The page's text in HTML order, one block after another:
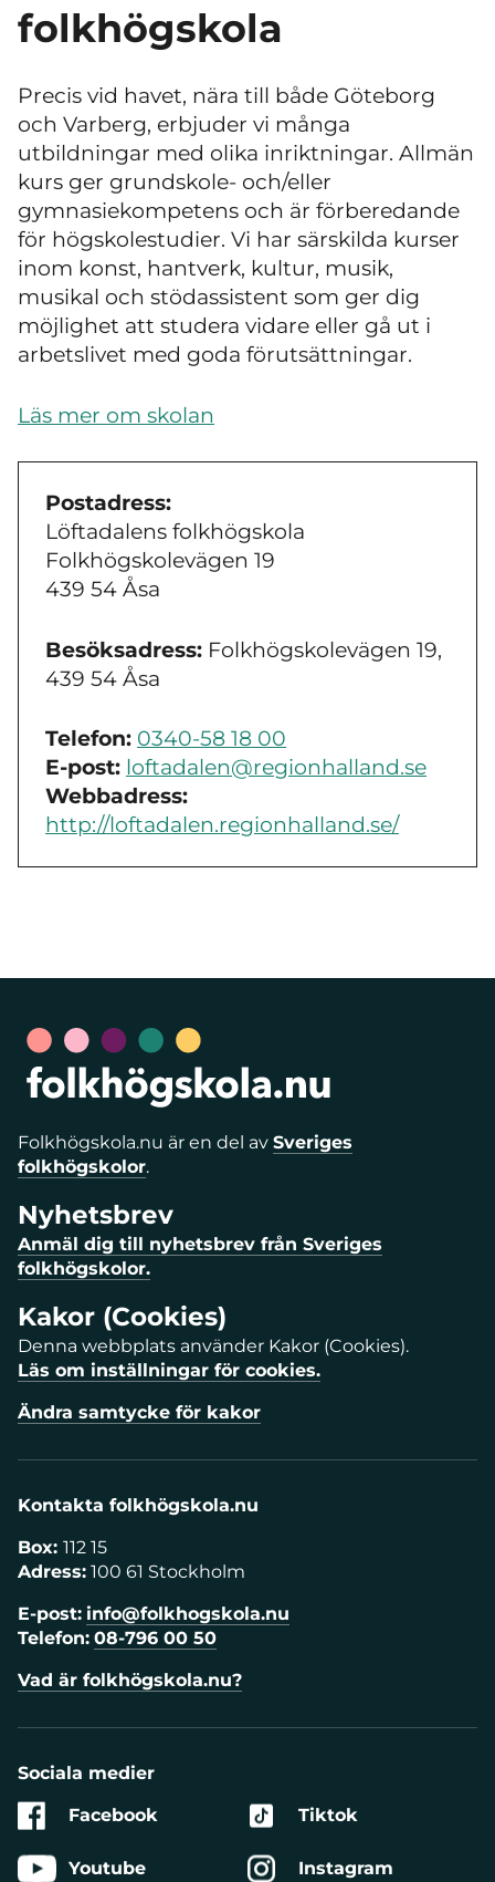
folkhögskola
Precis vid havet, nära till både Göteborg
och Varberg, erbjuder vi många
utbildningar med olika inriktningar. Allmän
kurs ger grundskole- och/eller
gymnasiekompetens och är förberedande
för högskolestudier. Vi har särskilda kurser
inom konst, hantverk, kultur, musik,
musikal och stödassistent som ger dig
möjlighet att studera vidare eller gå ut i
arbetslivet med goda förutsättningar.
Läs mer om skolan
Postadress:
Löftadalens folkhögskola
Folkhögskolevägen 19
439 54 Åsa
Besöksadress: Folkhögskolevägen 19,
439 54 Åsa
Telefon: 0340-58 18 00
E-post: loftadalen@regionhalland.se
Webbadress:
http://loftadalen.regionhalland.se/
Folkhögskola.nu är en del av Sveriges
folkhögskolor.
Nyhetsbrev
Anmäl dig till nyhetsbrev från Sveriges
folkhögskolor.
Kakor (Cookies)
Denna webbplats använder Kakor (Cookies).
Läs om inställningar för cookies.
Ändra samtycke för kakor
Kontakta folkhögskola.nu
Box: 112 15
Adress: 100 61 Stockholm
E-post: info@folkhogskola.nu
Telefon: 08-796 00 50
Vad är folkhögskola.nu?
Sociala medier
Facebook
Youtube
Tiktok
Instagram